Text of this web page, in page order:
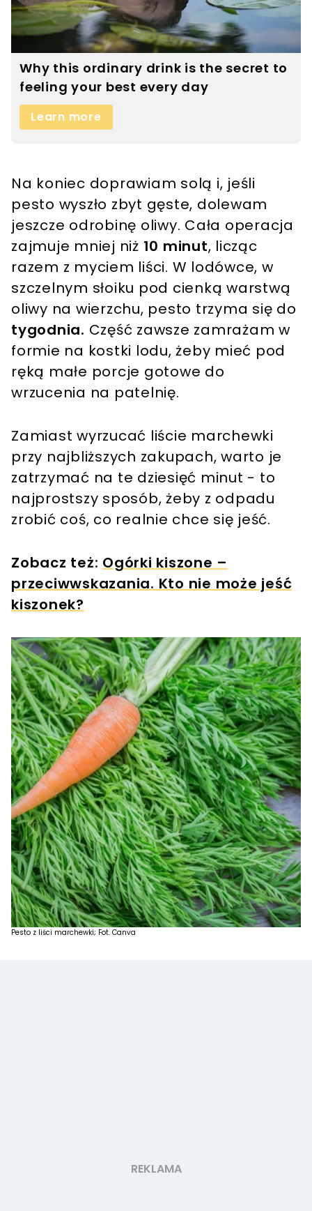
Na koniec doprawiam solą i, jeśli
pesto wyszło zbyt gęste, dolewam
jeszcze odrobinę oliwy. Cała operacja
zajmuje mniej niż 10 minut, licząc
razem z myciem liści. W lodówce, w
szczelnym słoiku pod cienką warstwą
oliwy na wierzchu, pesto trzyma się do
tygodnia. Część zawsze zamrażam w
formie na kostki lodu, żeby mieć pod
ręką małe porcje gotowe do
wrzucenia na patelnię.
Zamiast wyrzucać liście marchewki
przy najbliższych zakupach, warto je
zatrzymać na te dziesięć minut - to
najprostszy sposób, żeby z odpadu
zrobić coś, co realnie chce się jeść.
Zobacz też: Ogórki kiszone –
przeciwwskazania. Kto nie może jeść
kiszonek?
Pesto z liści marchewki; Fot. Canva